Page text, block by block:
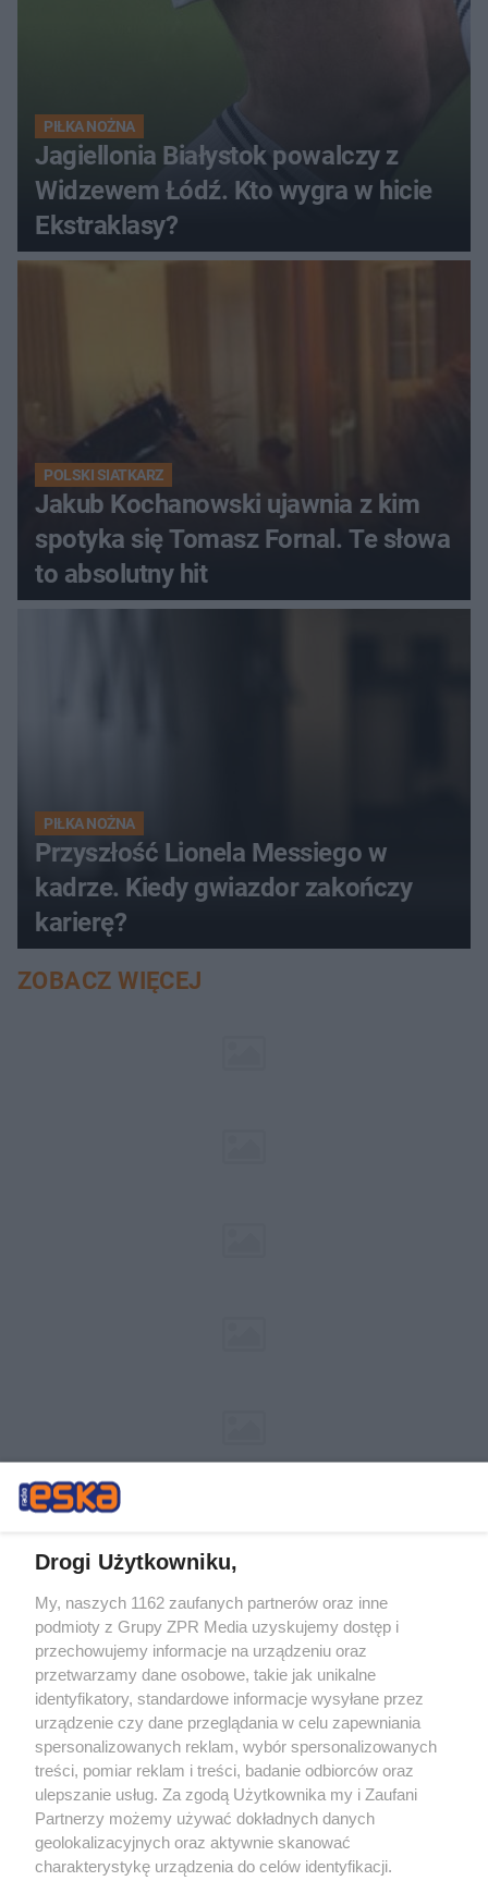
PIŁKA NOŻNA
Jagiellonia Białystok powalczy z
Widzewem Łódź. Kto wygra w hicie
Ekstraklasy?
POLSKI SIATKARZ
Jakub Kochanowski ujawnia z kim
spotyka się Tomasz Fornal. Te słowa
to absolutny hit
PIŁKA NOŻNA
Przyszłość Lionela Messiego w
kadrze. Kiedy gwiazdor zakończy
karierę?
ZOBACZ WIĘCEJ
Żaden utwór zamieszczony w serwisie nie może być powielany i
rozpowszechniany lub dalej rozpowszechniany w jakikolwiek sposób (w
tym także elektroniczny lub mechaniczny) na jakimkolwiek polu
eksploatacji w jakiejkolwiek formie, włącznie z umieszczaniem w
Internecie bez pisemnej zgody właściciela praw. Jakiekolwiek użycie lub
wykorzystanie utworów w całości lub w części z naruszeniem prawa,
tzn. bez właściwej zgody, jest zabronione pod groźbą kary i może być
ścigane prawnie.
Drogi Użytkowniku,
My, naszych 1162 zaufanych partnerów oraz inne
podmioty z Grupy ZPR Media uzyskujemy dostęp i
przechowujemy informacje na urządzeniu oraz
przetwarzamy dane osobowe, takie jak unikalne
identyfikatory, standardowe informacje wysyłane przez
urządzenie czy dane przeglądania w celu zapewniania
spersonalizowanych reklam, wybór spersonalizowanych
treści, pomiar reklam i treści, badanie odbiorców oraz
ulepszanie usług. Za zgodą Użytkownika my i Zaufani
Partnerzy możemy używać dokładnych danych
geolokalizacyjnych oraz aktywnie skanować
charakterystykę urządzenia do celów identyfikacji.